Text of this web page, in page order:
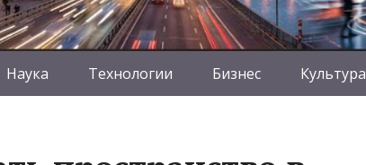
Наука Технологии Бизнес Культура